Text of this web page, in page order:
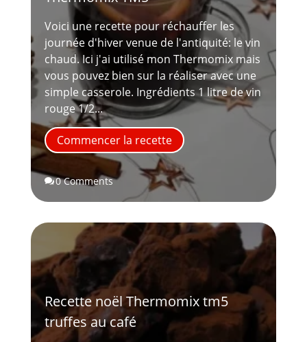
Voici une recette pour réchauffer les
journée d'hiver venue de l'antiquité: le vin
chaud. Ici j'ai utilisé mon Thermomix mais
vous pouvez bien sur la réaliser avec une
simple casserole. Ingrédients 1 litre de vin
rouge 1/2...
Commencer la recette
0 Comments
Recette noël Thermomix tm5
truffes au café